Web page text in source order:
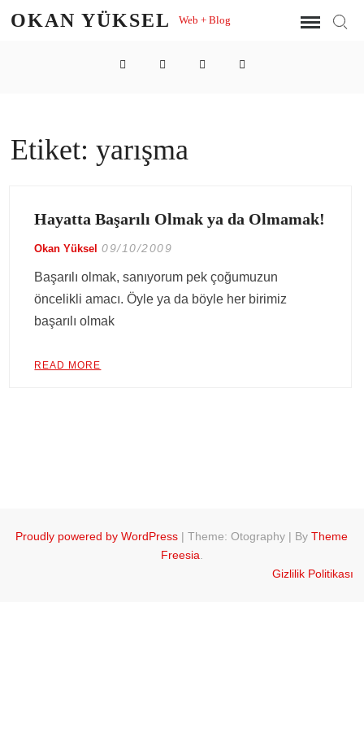
OKAN YÜKSEL Web + Blog
LinkedInTwitterInstagramYouTube
Etiket:yarışma
Hayatta Başarılı Olmak ya da Olmamak!
Okan Yüksel 09/10/2009
Başarılı olmak, sanıyorum pek çoğumuzun
öncelikli amacı. Öyle ya da böyle her birimiz
başarılı olmak
READ MORE
Proudly powered by WordPress |Theme: Otography | ByTheme
Freesia
Gizlilik Politikası